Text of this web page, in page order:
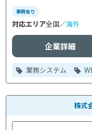
事例有り
対応エリア全国／海外
企業詳細
業務システム
株式